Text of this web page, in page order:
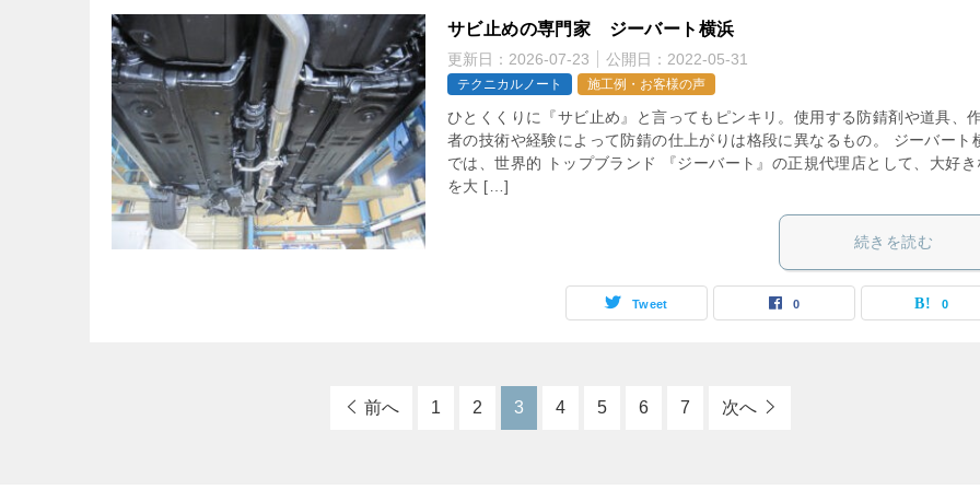
サビ止めの専門家 ジーバート横浜
更新日： 2026-07-23 公開日： 2022-05-31
テクニカルノート 施工例・お客様の声
ひとくくりに『サビ止め』と言ってもピンキリ。使用する防錆剤や道具、
者の技術や経験によって防錆の仕上がりは格段に異なるもの。 ジーバート
では、世界的 トップブランド 『ジーバート』の正規代理店として、大好き
を大 […]
続きを読む
Tweet 0 0
前へ 1 2 3 4 5 6 7 次へ